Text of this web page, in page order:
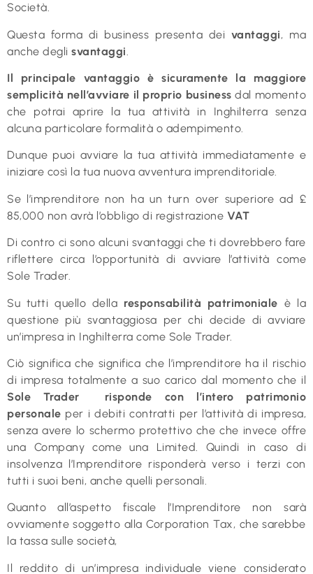
Società.
Questa forma di business presenta dei vantaggi, ma
anche degli svantaggi
Il principale vantaggio è sicuramente la maggiore
semplicità nell’avviare il proprio business dal momento
che potrai aprire la tua attività in Inghilterra senza
alcuna particolare formalità o adempimento.
Dunque puoi avviare la tua attività immediatamente e
iniziare così la tua nuova avventura imprenditoriale.
Se l’imprenditore non ha un turn over superiore ad £
85,000 non avrà l’obbligo di registrazione VAT
Di contro ci sono alcuni svantaggi che ti dovrebbero fare
riflettere circa l’opportunità di avviare l’attività come
Sole Trader.
Su tutti quello della responsabilità patrimoniale è la
questione più svantaggiosa per chi decide di avviare
un’impresa in Inghilterra come Sole Trader.
Ciò significa che significa che l’imprenditore ha il rischio
di impresa totalmente a suo carico dal momento che il
Sole Trader risponde con l’intero patrimonio
personale per i debiti contratti per l’attività di impresa,
senza avere lo schermo protettivo che che invece offre
una Company come una Limited. Quindi in caso di
insolvenza l’Imprenditore risponderà verso i terzi con
tutti i suoi beni, anche quelli personali.
Quanto all’aspetto fiscale l’Imprenditore non sarà
ovviamente soggetto alla Corporation Tax, che sarebbe
la tassa sulle società,
Il reddito di un’impresa individuale viene considerato